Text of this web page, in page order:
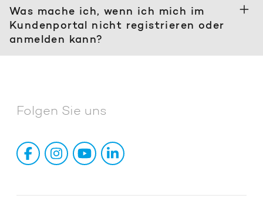
Was mache ich, wenn ich mich im
Kundenportal nicht registrieren oder
anmelden kann?
Folgen Sie uns